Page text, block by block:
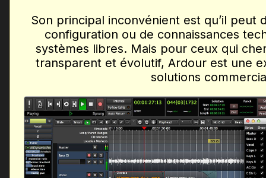
Son principal inconvénient est qu’il peut
configuration ou de connaissances
systèmes libres. Mais pour ceux qui
transparent et évolutif, Ardour est une
solutions